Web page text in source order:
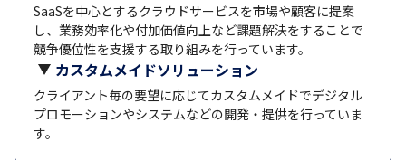
SaaSを中心とするクラウドサービスを市場や顧客に提案
し、業務効率化や付加価値向上など課題解決をすることで
競争優位性を支援する取り組みを行っています。
カスタムメイドソリューション
クライアント毎の要望に応じてカスタムメイドでデジタル
プロモーションやシステムなどの開発・提供を行っていま
す。